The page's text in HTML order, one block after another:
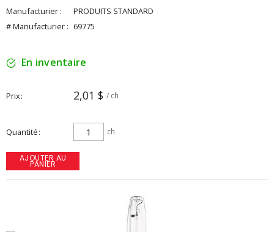
Manufacturier :
PRODUITS STANDARD
# Manufacturier : 69775
En inventaire
Prix 2,01 $ / ch
Quantité ch
AJOUTER AU
PANIER